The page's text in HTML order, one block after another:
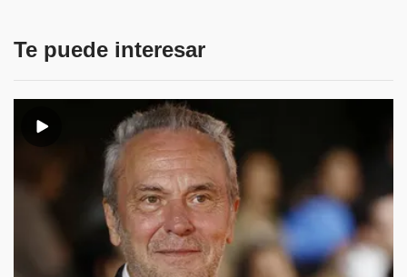
Te puede interesar